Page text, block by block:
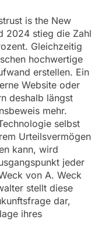
is the New
2024 stieg die Zahl
Gleichzeitig
hochwertige
erstellen. Ein
Website oder
deshalb längst
mehr.
selbst
Urteilsvermögen
kann, wird
jeder
von A. Weck
stellt diese
dar,
ihres